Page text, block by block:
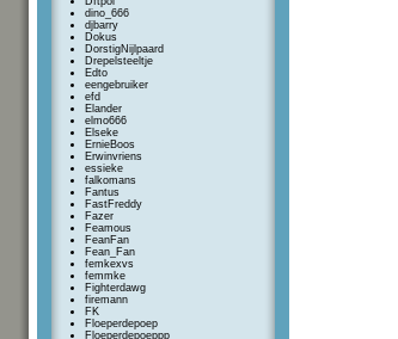
dino_666
djbarry
Dokus
DorstigNijlpaard
Drepelsteeltje
Edto
eengebruiker
efd
Elander
elmo666
Elseke
ErnieBoos
Erwinvriens
essieke
falkomans
Fantus
FastFreddy
Fazer
Feamous
FeanFan
Fean_Fan
femkexvs
femmke
Fighterdawg
firemann
FK
Floeperdepoep
Floeperdepoeppp